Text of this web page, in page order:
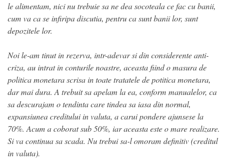
le alimentam, nici nu trebuie sa ne dea socoteala ce fac cu banii,
cum va ca se infiripa discutia, pentru ca sunt banii lor, sunt
depozitele lor.
Noi le-am tinut in rezerva, intr-adevar si din considerente anti-
criza, au intrat in conturile noastre, aceasta fiind o masura de
politica monetara scrisa in toate tratatele de potitica monetara,
dar mai dura. A trebuit sa apelam la ea, conform manualelor, ca
sa descurajam o tendinta care tindea sa iasa din normal,
expansiunea creditului in valuta, a carui pondere ajunsese la
70%. Acum a coborat sub 50%, iar aceasta este o mare realizare.
Si va continua sa scada. Nu trebui sa-l omoram definitiv (creditul
in valuta).